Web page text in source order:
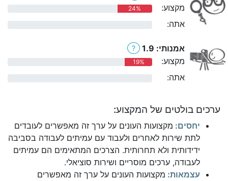
מקצוע: 24%
אתה:
אמנותי: 1.9 ?
מקצוע: 19%
אתה:
ערכים בולטים של המקצוע:
יחסים: מקצועות העונים על ערך זה מאפשרים לעובדים
לתת שירות לאחרים ולעבוד עם עמיתים לעבודה בסביבה
ידידותית ולא תחרותית. הצרכים המתאימים הם עמיתים
לעבודה, ערכים מוסריים ושירות סוציאלי.
עצמאות: מקצועות העונים על ערך זה מאפשרים